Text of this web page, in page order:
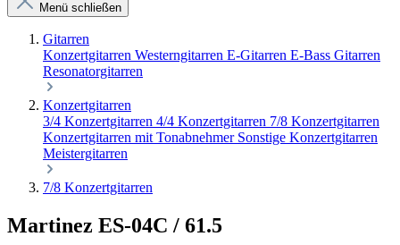
Menü schließen
Gitarren
Konzertgitarren Westerngitarren E-Gitarren E-Bass Gitarren
Resonatorgitarren
Konzertgitarren
3/4 Konzertgitarren 4/4 Konzertgitarren 7/8 Konzertgitarren
Konzertgitarren mit Tonabnehmer Sonstige Konzertgitarren
Meistergitarren
7/8 Konzertgitarren
Martinez ES-04C / 61.5